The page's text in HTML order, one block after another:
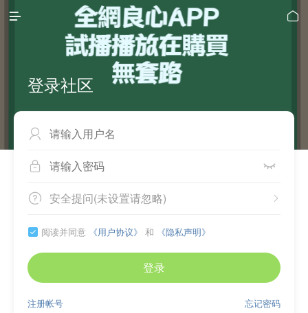
 
登录社区

 
 
安全提问(未设置请忽略)
 阅读并同意 《用户协议》 和 《隐私声明》
登录
忘记密码
注册帐号